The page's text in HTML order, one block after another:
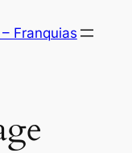
Franquias